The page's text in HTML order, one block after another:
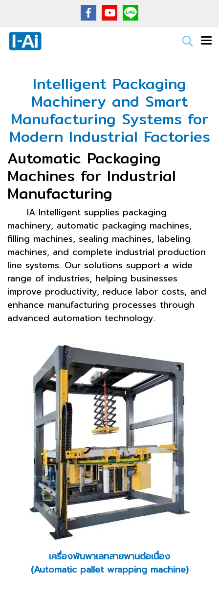
Intelligent Packaging
Machinery and Smart
Manufacturing Systems for
Modern Industrial Factories
Automatic Packaging
Machines for Industrial
Manufacturing
IA Intelligent supplies packaging
machinery, automatic packaging machines,
filling machines, sealing machines, labeling
machines, and complete industrial production
line systems. Our solutions support a wide
range of industries, helping businesses
improve productivity, reduce labor costs, and
enhance manufacturing processes through
advanced automation technology.
เครื่องพันพาเลทสายพานต่อเนื่อง
(Automatic pallet wrapping machine)